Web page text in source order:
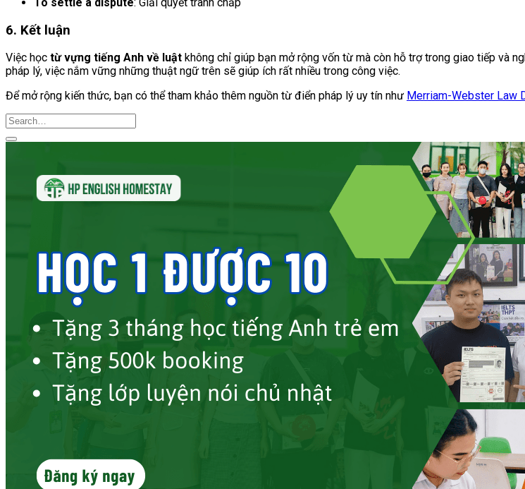
6. Kết luận
Việc học từ vựng tiếng Anh về luật không chỉ giúp bạn mở rộng vốn từ mà còn hỗ trợ trong giao tiếp và
pháp lý, việc nắm vững những thuật ngữ trên sẽ giúp ích rất nhiều trong công việc.
Để mở rộng kiến thức, bạn có thể tham khảo thêm nguồn từ điển pháp lý uy tín như Merriam-Webster Law